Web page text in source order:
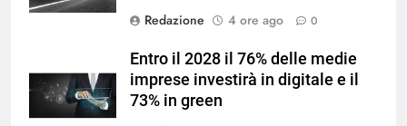
Redazione
4 ore ago 0
Entro il 2028 il 76% delle medie
imprese investirà in digitale e il
73% in green